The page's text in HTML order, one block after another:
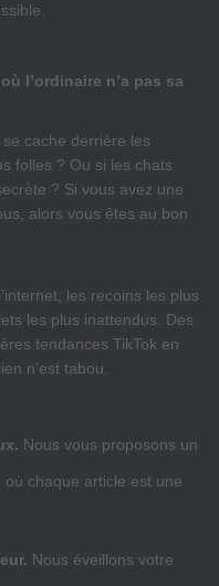
l’ordinaire n’a pas sa
cache derrière les
folles ? Ou si les chats
? Si vous avez une
alors vous êtes au bon
les recoins les plus
les plus inattendus. Des
tendances TikTok en
n’est tabou.
Nous vous proposons un
chaque article est une
Nous éveillons votre